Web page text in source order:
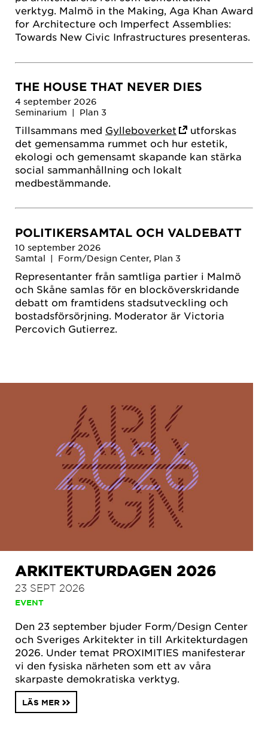
verktyg. Malmö in the Making, Aga Khan Award
for Architecture och Imperfect Assemblies:
Towards New Civic Infrastructures presenteras.
THE HOUSE THAT NEVER DIES
4 september 2026
Seminarium | Plan 3
Tillsammans med Gylleboverket
utforskas
det gemensamma rummet och hur estetik,
ekologi och gemensamt skapande kan stärka
social sammanhållning och lokalt
medbestämmande.
POLITIKERSAMTAL OCH VALDEBATT
10 september 2026
Samtal | Form/Design Center, Plan 3
Representanter från samtliga partier i Malmö
och Skåne samlas för en blocköverskridande
debatt om framtidens stadsutveckling och
bostadsförsörjning. Moderator är Victoria
Percovich Gutierrez.
ARKITEKTURDAGEN 2026
23 SEPT 2026
EVENT
Den 23 september bjuder Form/Design Center
och Sveriges Arkitekter in till Arkitekturdagen
2026. Under temat PROXIMITIES manifesterar
vi den fysiska närheten som ett av våra
skarpaste demokratiska verktyg.
LÄS MER